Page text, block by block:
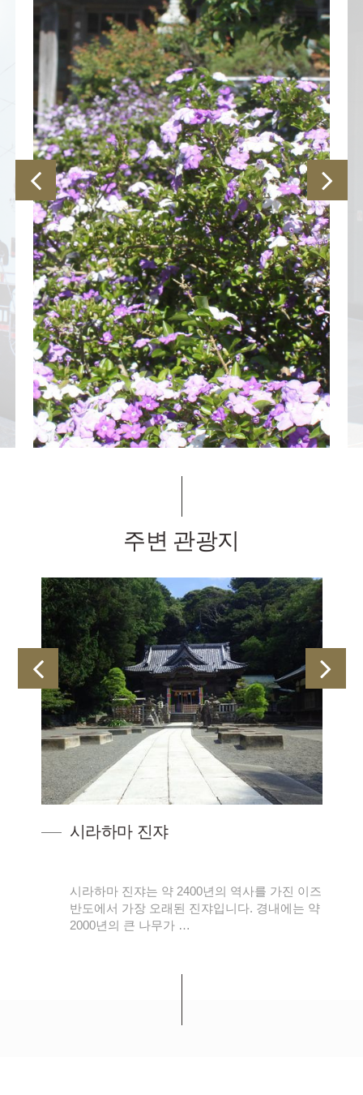
주변 관광지
시라하마 진쟈
시라하마 진쟈는 약 2400년의 역사를 가진 이즈
반도에서 가장 오래된 진쟈입니다. 경내에는 약
2000년의 큰 나무가 …